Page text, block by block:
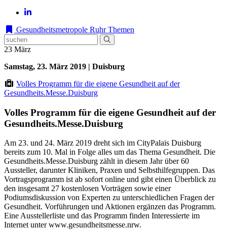
Gesundheitsmetropole Ruhr Themen
23 März
Samstag, 23. März 2019 | Duisburg
Volles Programm für die eigene Gesundheit auf der
Gesundheits.Messe.Duisburg
Volles Programm für die eigene Gesundheit auf der
Gesundheits.Messe.Duisburg
Am 23. und 24. März 2019 dreht sich im CityPalais Duisburg
bereits zum 10. Mal in Folge alles um das Thema Gesundheit. Die
Gesundheits.Messe.Duisburg zählt in diesem Jahr über 60
Aussteller, darunter Kliniken, Praxen und Selbsthilfegruppen. Das
Vortragsprogramm ist ab sofort online und gibt einen Überblick zu
den insgesamt 27 kostenlosen Vorträgen sowie einer
Podiumsdiskussion von Experten zu unterschiedlichen Fragen der
Gesundheit. Vorführungen und Aktionen ergänzen das Programm.
Eine Ausstellerliste und das Programm finden Interessierte im
Internet unter www.gesundheitsmesse.nrw.